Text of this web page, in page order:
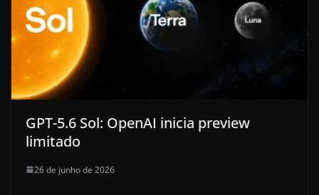
GPT-5.6 Sol: OpenAI inicia preview
limitado
26 de junho de 2026